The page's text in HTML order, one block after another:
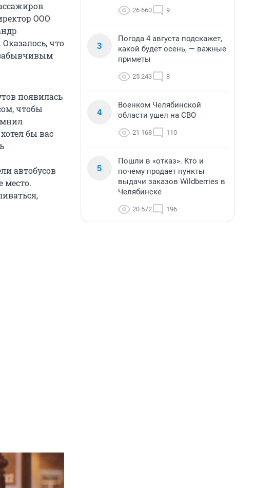
ООО
что
появилась
чтобы
бы вас
автобусов
место.
26 660 9
3
Погода 4 августа подскажет,
какой будет осень, — важные
приметы
25 243 8
4
Военком Челябинской
области ушел на СВО
21 168 110
5
Пошли в «отказ». Кто и
почему продает пункты
выдачи заказов Wildberries в
Челябинске
20 572 196